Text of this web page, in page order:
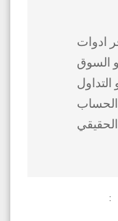
ادوات
السوق
الحساب
الحقيقي
: